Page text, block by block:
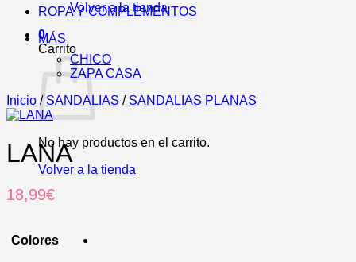
Volver a la tienda
0
Carrito
No hay productos en el carrito.
Volver a la tienda
ROPA Y COMPLEMENTOS
MÁS
CHICO
ZAPA CASA
Inicio / SANDALIAS / SANDALIAS PLANAS
LANA
18,99€
Colores